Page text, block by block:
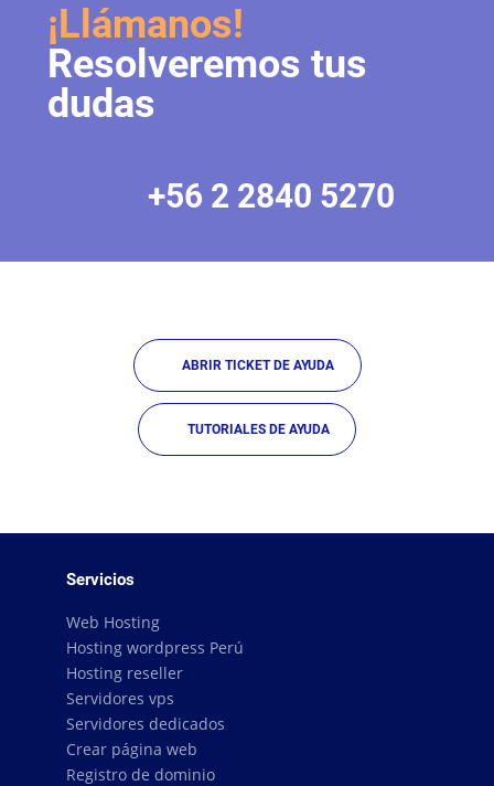
¡Llámanos!
Resolveremos tus
dudas
+56 2 2840 5270
ABRIR TICKET DE AYUDA
TUTORIALES DE AYUDA
Servicios
Web Hosting
Hosting wordpress Perú
Hosting reseller
Servidores vps
Servidores dedicados
Crear página web
Registro de dominio